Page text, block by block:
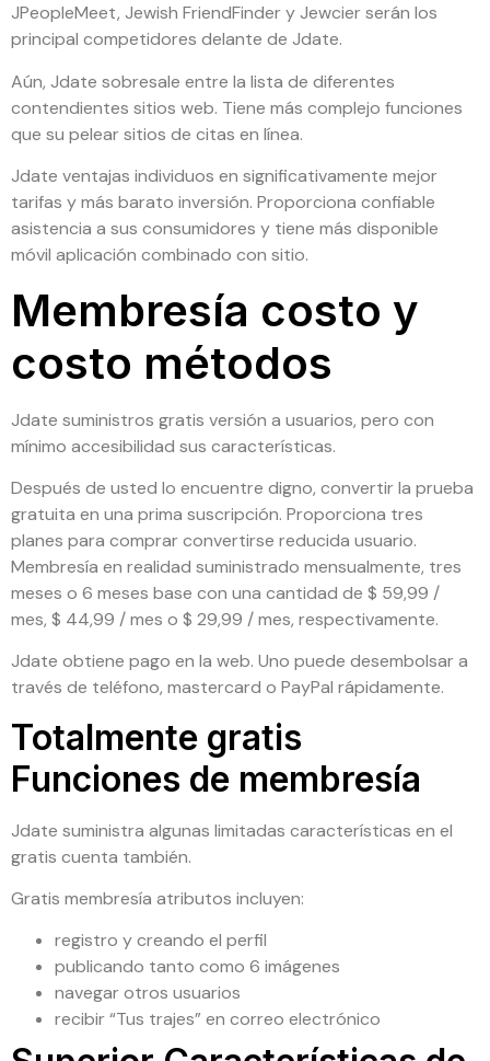
JPeopleMeet, Jewish FriendFinder y Jewcier serán los
principal competidores delante de Jdate.
Aún, Jdate sobresale entre la lista de diferentes
contendientes sitios web. Tiene más complejo funciones
que su pelear sitios de citas en línea.
Jdate ventajas individuos en significativamente mejor
tarifas y más barato inversión. Proporciona confiable
asistencia a sus consumidores y tiene más disponible
móvil aplicación combinado con sitio.
Membresía costo y
costo métodos
Jdate suministros gratis versión a usuarios, pero con
mínimo accesibilidad sus características.
Después de usted lo encuentre digno, convertir la prueba
gratuita en una prima suscripción. Proporciona tres
planes para comprar convertirse reducida usuario.
Membresía en realidad suministrado mensualmente, tres
meses o 6 meses base con una cantidad de $ 59,99 /
mes, $ 44,99 / mes o $ 29,99 / mes, respectivamente.
Jdate obtiene pago en la web. Uno puede desembolsar a
través de teléfono, mastercard o PayPal rápidamente.
Totalmente gratis
Funciones de membresía
Jdate suministra algunas limitadas características en el
gratis cuenta también.
Gratis membresía atributos incluyen:
registro y creando el perfil
publicando tanto como 6 imágenes
navegar otros usuarios
recibir “Tus trajes” en correo electrónico